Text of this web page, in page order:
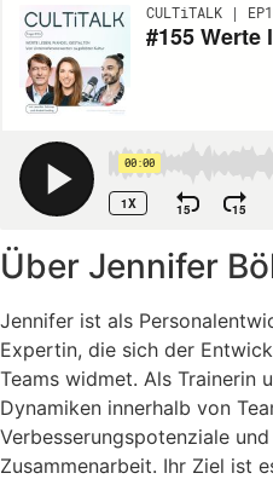
Über Jennifer
Jennifer ist als
Expertin, die sich der
Teams widmet. Als Trainerin
Dynamiken innerhalb von
Verbesserungspotenziale
Zusammenarbeit. Ihr Ziel ist